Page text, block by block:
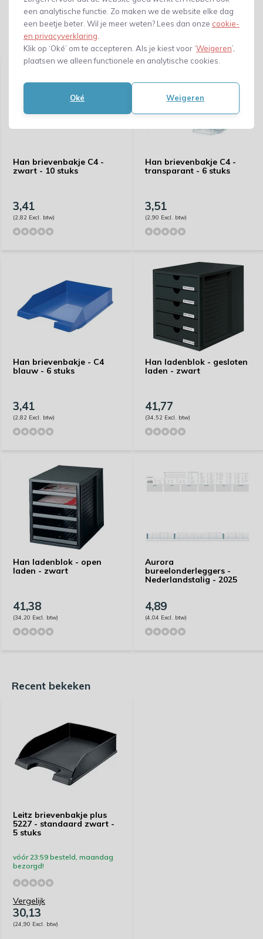
een analytische functie. Zo maken we de website elke dag
een beetje beter. Wil je meer weten? Lees dan onze cookie-
en privacyverklaring
Klik op ‘Oké’ om te accepteren. Als je kiest voor ‘Weigeren’,
plaatsen we alleen functionele en analytische cookies.
Oké Weigeren
Gerelateerde producten
Han brievenbakje C4 -
zwart - 10 stuks
3,41
(2,82 Excl. btw)
Han brievenbakje C4 -
transparant - 6 stuks
3,51
(2,90 Excl. btw)
Han brievenbakje - C4
blauw - 6 stuks
3,41
(2,82 Excl. btw)
Han ladenblok - gesloten
laden - zwart
41,77
(34,52 Excl. btw)
Han ladenblok - open
laden - zwart
41,38
(34,20 Excl. btw)
Aurora
bureelonderleggers -
Nederlandstalig - 2025
4,89
(4,04 Excl. btw)
Recent bekeken
Leitz brievenbakje plus
5227 - standaard zwart -
5 stuks
vóór 23:59 besteld, maandag
bezorgd!
Vergelijk
30,13
(24,90 Excl. btw)